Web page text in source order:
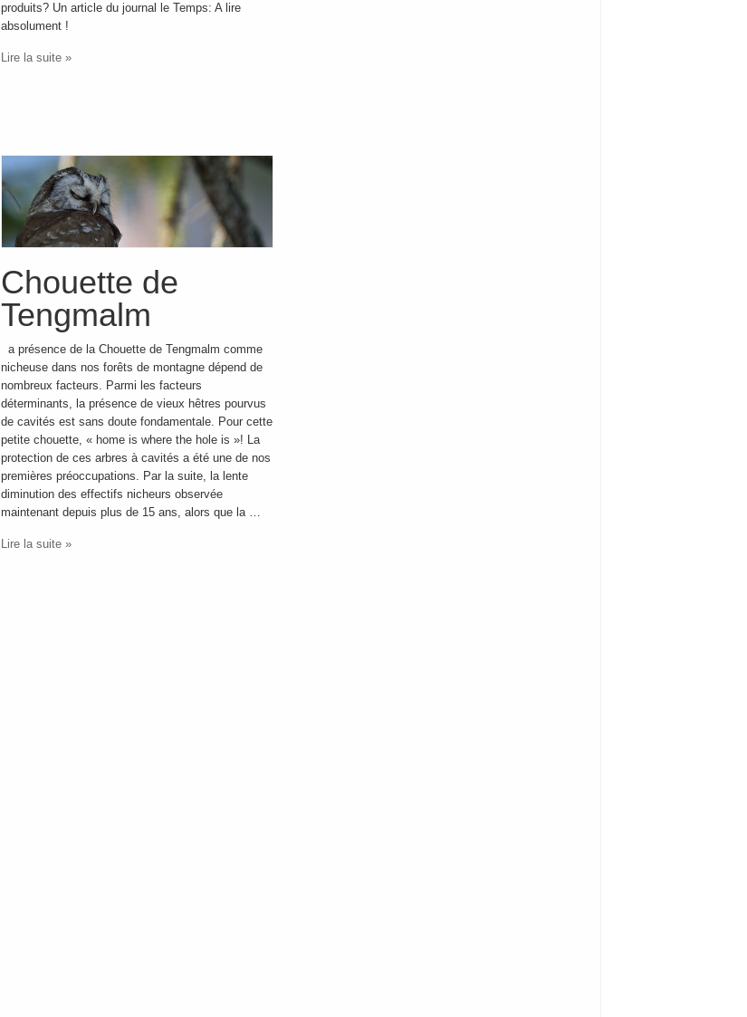
produits? Un article du journal le Temps: A lire
absolument !
Lire la suite »
Chouette de
Tengmalm
a présence de la Chouette de Tengmalm comme
nicheuse dans nos forêts de montagne dépend de
nombreux facteurs. Parmi les facteurs
déterminants, la présence de vieux hêtres pourvus
de cavités est sans doute fondamentale. Pour cette
petite chouette, « home is where the hole is »! La
protection de ces arbres à cavités a été une de nos
premières préoccupations. Par la suite, la lente
diminution des effectifs nicheurs observée
maintenant depuis plus de 15 ans, alors que la …
Lire la suite »